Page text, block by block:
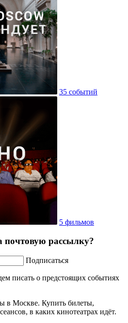
35 событий
5 фильмов
почтовую рассылку?
Подписаться
писать о предстоящих событиях
в Москве. Купить билеты,
в каких кинотеатрах идёт.